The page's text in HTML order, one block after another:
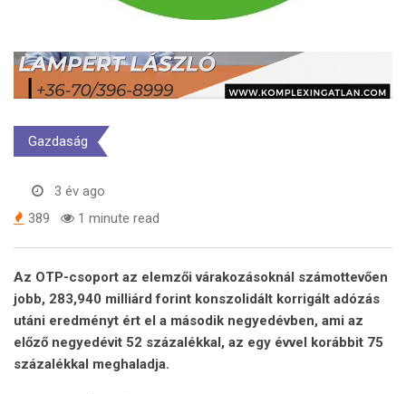
Gazdaság
3 év ago
389
1 minute read
Az OTP-csoport az elemzői várakozásoknál számottevően
jobb, 283,940 milliárd forint konszolidált korrigált adózás
utáni eredményt ért el a második negyedévben, ami az
előző negyedévit 52 százalékkal, az egy évvel korábbit 75
százalékkal meghaladja.